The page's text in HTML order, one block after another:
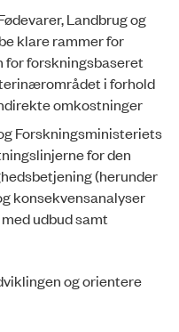
Landbrug og
klare rammer for
for forskningsbaseret
i forhold
omkostninger
Forskningsministeriets
for den
(herunder
konsekvensanalyser
udbud samt
og orientere